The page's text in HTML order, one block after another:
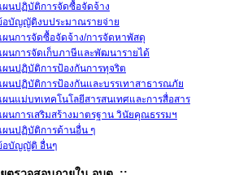
ผนปฏิบัติการจัดซื้อจัดจ้าง
อบัญญัติงบประมาณรายจ่าย
ผนการจัดซื้อจัดจ้าง/การจัดหาพัสดุ
ผนการจัดเก็บภาษีและพัฒนารายได้
ผนปฏิบัติการป้องกันการทุจริต
ผนปฏิบัติการป้องกันและบรรเทาสาธารณภัย
ผนแม่บทเทคโนโลยีสารสนเทศและการสื่อสาร
ผนการเสริมสร้างมาตรฐาน วินัยคุณธรรมฯ
ผนปฏิบัติการด้านอื่น ๆ
อบัญญัติ อื่นๆ